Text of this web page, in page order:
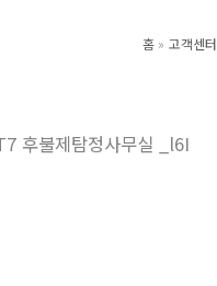
홈 고객센터
후불제탐정사무실 _l6I